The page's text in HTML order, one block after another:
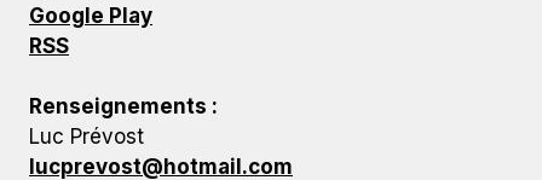
Google Play
RSS
Renseignements :
Luc Prévost
lucprevost@hotmail.com